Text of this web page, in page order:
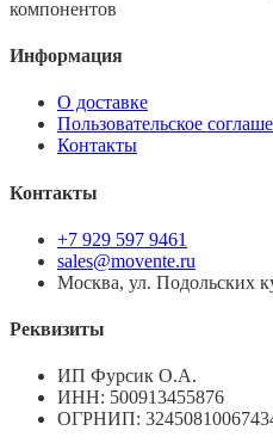
компонентов
Информация
О доставке
Пользовательское
Контакты
Контакты
+7 929 597 9461
sales@movente.ru
Москва, ул. Подольских
Реквизиты
ИП Фурсик О.А.
ИНН: 500913455876
ОГРНИП: